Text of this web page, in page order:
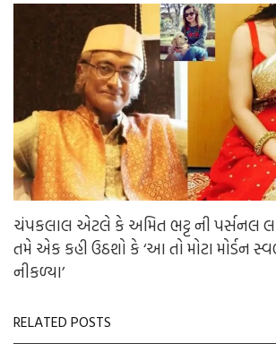
ચંપકલાલ એટલે કે અમિત ભટ્ટ ની પર્સનલ
તમે એક કહી ઉઠશો કે ‘આ તો મોટા મોર્ડન
નીકળ્યા’
RELATED POSTS